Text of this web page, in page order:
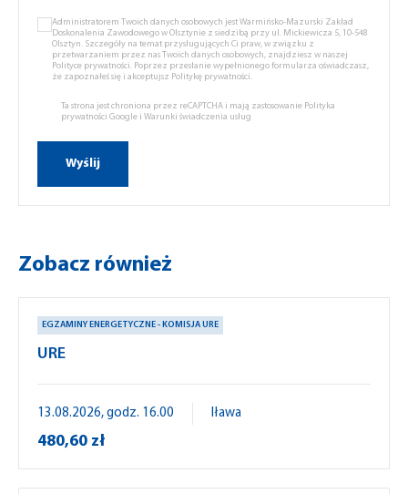
Administratorem Twoich danych osobowych jest Warmińsko-Mazurski Zakład
Doskonalenia Zawodowego w Olsztynie z siedzibą przy ul. Mickiewicza 5, 10-548
Olsztyn. Szczegóły na temat przysługujących Ci praw, w związku z
przetwarzaniem przez nas Twoich danych osobowych, znajdziesz w naszej
Polityce prywatności. Poprzez przesłanie wypełnionego formularza oświadczasz,
że zapoznałeś się i akceptujsz Politykę prywatności.
Ta strona jest chroniona przez reCAPTCHA i mają zastosowanie Polityka
prywatności Google i Warunki świadczenia usług
Zobacz również
EGZAMINY ENERGETYCZNE - KOMISJA URE
URE
13.08.2026, godz. 16.00 Iława
480,60 zł